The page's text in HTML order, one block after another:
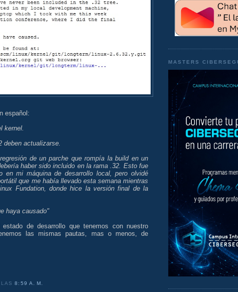
español:
kernel.
deben actualizarse.
de un parche que rompía la build en un
haber sido incluido en la rama .32. Esto fue
mi máquina de desarrollo local, pero olvidé
que me había llevado esta semana mientras
Fundation, donde hice la versión final de la
haya causado"
de desarrollo que tenemos con nuestro
las mismas pautas, mas o menos, de
LAS8:59 A. M.
MASTERS